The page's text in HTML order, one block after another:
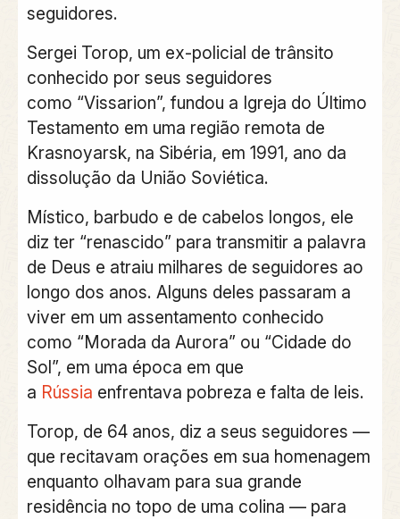
seguidores.
Sergei Torop, um ex-policial de trânsito
conhecido por seus seguidores
como “Vissarion”, fundou a Igreja do Último
Testamento em uma região remota de
Krasnoyarsk, na Sibéria, em 1991, ano da
dissolução da União Soviética.
Místico, barbudo e de cabelos longos, ele
diz ter “renascido” para transmitir a palavra
de Deus e atraiu milhares de seguidores ao
longo dos anos. Alguns deles passaram a
viver em um assentamento conhecido
como “Morada da Aurora” ou “Cidade do
Sol”, em uma época em que
a Rússia enfrentava pobreza e falta de leis.
Torop, de 64 anos, diz a seus seguidores —
que recitavam orações em sua homenagem
enquanto olhavam para sua grande
residência no topo de uma colina — para